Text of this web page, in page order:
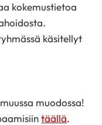
kokemustietoa
käsitellyt
muodossa!
täällä.